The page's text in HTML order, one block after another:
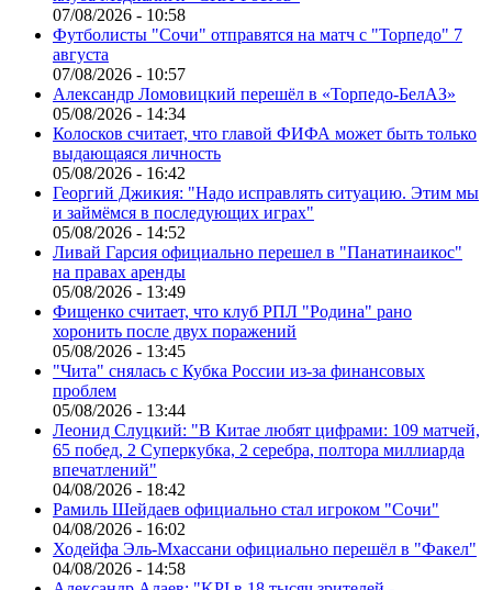
07/08/2026 - 10:58
Футболисты "Сочи" отправятся на матч с "Торпедо" 7
августа
07/08/2026 - 10:57
Александр Ломовицкий перешёл в «Торпедо-БелАЗ»
05/08/2026 - 14:34
Колосков считает, что главой ФИФА может быть только
выдающаяся личность
05/08/2026 - 16:42
Георгий Джикия: "Надо исправлять ситуацию. Этим мы
и займёмся в последующих играх"
05/08/2026 - 14:52
Ливай Гарсия официально перешел в "Панатинаикос"
на правах аренды
05/08/2026 - 13:49
Фищенко считает, что клуб РПЛ "Родина" рано
хоронить после двух поражений
05/08/2026 - 13:45
"Чита" снялась с Кубка России из-за финансовых
проблем
05/08/2026 - 13:44
Леонид Слуцкий: "В Китае любят цифрами: 109 матчей,
65 побед, 2 Суперкубка, 2 серебра, полтора миллиарда
впечатлений"
04/08/2026 - 18:42
Рамиль Шейдаев официально стал игроком "Сочи"
04/08/2026 - 16:02
Ходейфа Эль-Мхассани официально перешёл в "Факел"
04/08/2026 - 14:58